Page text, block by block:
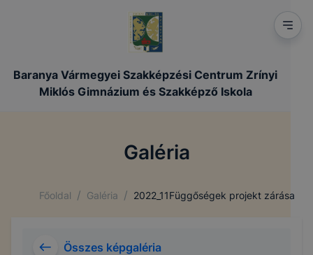
Baranya Vármegyei Szakképzési Centrum Zrínyi
Miklós Gimnázium és Szakképző Iskola
Galéria
Főoldal / Galéria / 2022_11Függőségek projekt zárása
Összes képgaléria